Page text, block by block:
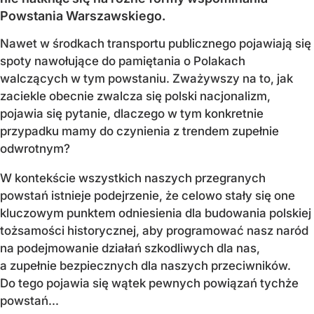
Powstania Warszawskiego.
Nawet w środkach transportu publicznego pojawiają się
spoty nawołujące do pamiętania o Polakach
walczących w tym powstaniu. Zważywszy na to, jak
zaciekle obecnie zwalcza się polski nacjonalizm,
pojawia się pytanie, dlaczego w tym konkretnie
przypadku mamy do czynienia z trendem zupełnie
odwrotnym?
W kontekście wszystkich naszych przegranych
powstań istnieje podejrzenie, że celowo stały się one
kluczowym punktem odniesienia dla budowania polskiej
tożsamości historycznej, aby programować nasz naród
na podejmowanie działań szkodliwych dla nas,
a zupełnie bezpiecznych dla naszych przeciwników.
Do tego pojawia się wątek pewnych powiązań tychże
powstań...